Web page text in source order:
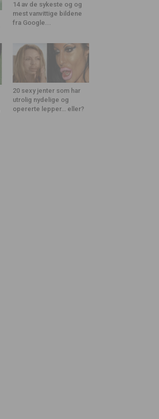
14 av de sykeste og og
mest vanvittige bildene
fra Google...
20 sexy jenter som har
utrolig nydelige og
opererte lepper… eller?